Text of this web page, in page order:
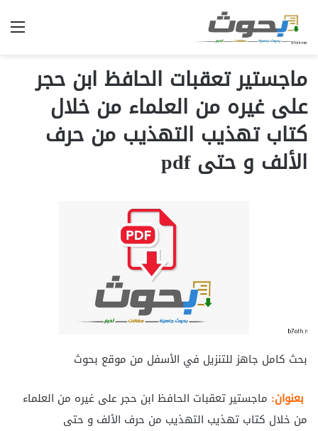
ماجستير تعقبات الحافظ ابن حجر
على غيره من العلماء من خلال
كتاب تهذيب التهذيب من حرف
الألف و حتى pdf
بحث كامل جاهز للتنزيل في الأسفل من موقع بحوث
بعنوان: ماجستير تعقبات الحافظ ابن حجر على غيره من العلماء
من خلال كتاب تهذيب التهذيب من حرف الألف و حتى